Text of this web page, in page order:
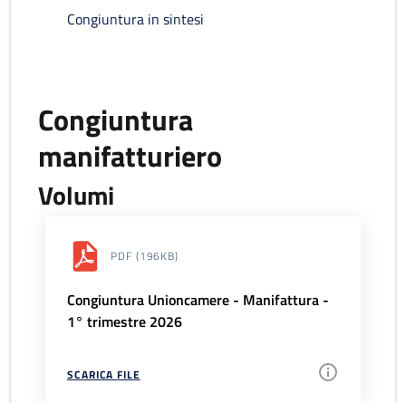
Congiuntura in sintesi
Congiuntura
manifatturiero
Volumi
PDF (196KB)
Congiuntura Unioncamere - Manifattura -
1° trimestre 2026
SCARICA FILE